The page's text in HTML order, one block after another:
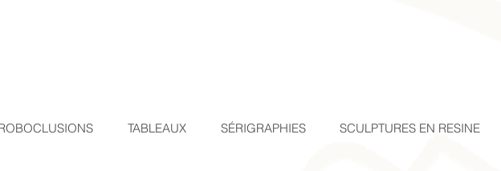
TABLEAUX SÉRIGRAPHIES SCULPTURES EN RESINE